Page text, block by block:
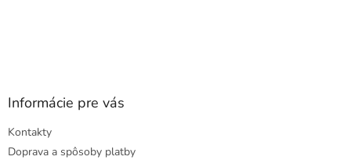
Informácie pre vás
Kontakty
Doprava a spôsoby platby